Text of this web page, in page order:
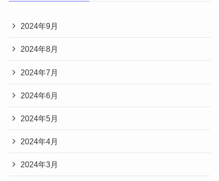
2024年9月
2024年8月
2024年7月
2024年6月
2024年5月
2024年4月
2024年3月